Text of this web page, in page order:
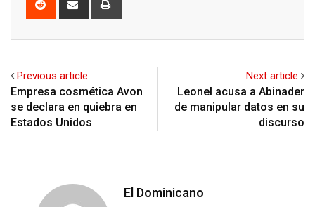
Previous article
Empresa cosmética Avon
se declara en quiebra en
Estados Unidos
Next article
Leonel acusa a Abinader
de manipular datos en su
discurso
El Dominicano